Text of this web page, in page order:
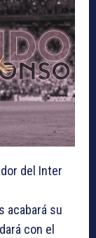
del Inter
acabará su
con el